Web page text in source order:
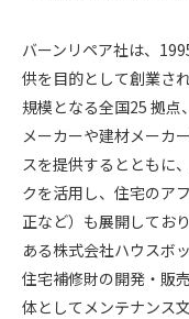
バーンリペア社は、
供を目的として創業さ
規模となる全国25 拠点
メーカーや建材メーカ
スを提供するとともに
クを活用し、住宅のア
正など）も展開してお
ある株式会社ハウスボ
住宅補修財の開発・販
体としてメンテナンス